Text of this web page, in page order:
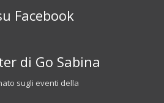
Facebook
di Go Sabina
sugli eventi della